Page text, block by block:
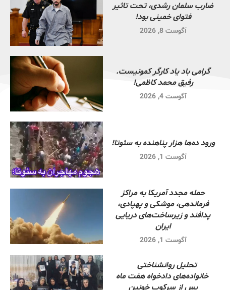
ضارب سلمان رشدی، تحت تاثیر
فتوای خمینی بود!
آگوست 8, 2026
گرامی باد یاد کارگر کمونیست.
رفیق محمد کاظمی!
آگوست 4, 2026
ورود ده‌ها هزار پناهنده به سئوتا!
آگوست 1, 2026
حمله مجدد آمریکا به مراکز
فرماندهی، موشکی و پهپادی،
پدافند و زیرساخت‌های دریایی
ایران
آگوست 1, 2026
تحلیل روانشناختی
خانواده‌های دادخواه هفت ماه
پس از سرکوب خونین